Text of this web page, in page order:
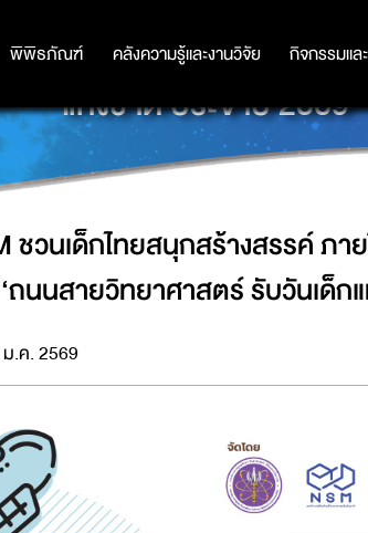
พิพิธภัณฑ์ คลังความรู้และงานวิจัย กิจกรรมแ
พิพิธภัณฑ์ คลังความรู้และงานวิจัย กิจกรรมแล
นวคิด ‘นักสร้างอนาคตตัว
แห่งชาติ ประจำปี 2569’
ชวนเด็กไทยสนุกสร้างสรรค์ ภา
ถนนสายวิทยาศาสตร์ รับวันเด็ก
.ค. 2569